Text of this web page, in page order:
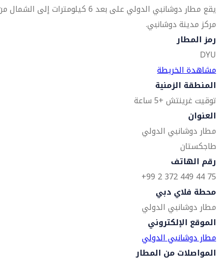
يقع مطار دوشانبي الدولي على بعد 6 كيلومترات إلى
مركز مدينة دوشانبي.
رمز المطار
DYU
مشاهدة الخريطة
المنطقة الزمنية
توقيت غرينتش +5 ساعة
العنوان
مطار دوشانبي الدولي
طاجكستان
رقم الهاتف
75 44 449 372 2 99+
محطة فلاي دبي
مطار دوشانبي الدولي
الموقع الإلكتروني
مطار دوشانبي الدولي
المواصلات من المطار